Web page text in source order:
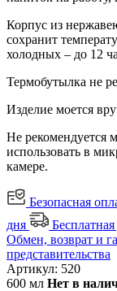
Корпус из
сохранит
холодных – до 12
Термобутылка не
Изделие моется
Не рекомендуется
использовать в
камере.
Безопасная
дня
Обмен, возврат и
представительства
Артикул: 520
600 мл Нет в